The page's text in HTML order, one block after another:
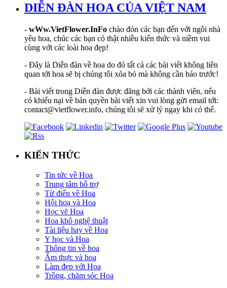
DIỄN ĐÀN HOA CỦA VIỆT NAM
- wWw.VietFlower.InFo chào đón các bạn đến với ngôi nhà
yêu hoa, chúc các bạn có thật nhiều kiến thức và niềm vui
cùng với các loài hoa đẹp!
- Đây là Diễn đàn về hoa do đó tất cả các bài viết không liên
quan tới hoa sẽ bị chúng tôi xóa bỏ mà không cần báo trước!
- Bài viết trong Diễn đàn được đăng bởi các thành viên, nếu
có khiếu nại về bản quyền bài viết xin vui lòng gửi email tới:
contact@vietflower.info, chúng tôi sẽ xử lý ngay khi có thể.
KIẾN THỨC
Tin tức về Hoa
Trung tâm hỗ trợ
Từ điển về Hoa
Hội hoạ và Hoa
Học vẽ Hoa
Hoa khô nghệ thuật
Tài liệu hay về Hoa
Y học và Hoa
Thông tin về hoa
Ẩm thực và hoa
Làm đẹp với Hoa
Trồng, chăm sóc Hoa